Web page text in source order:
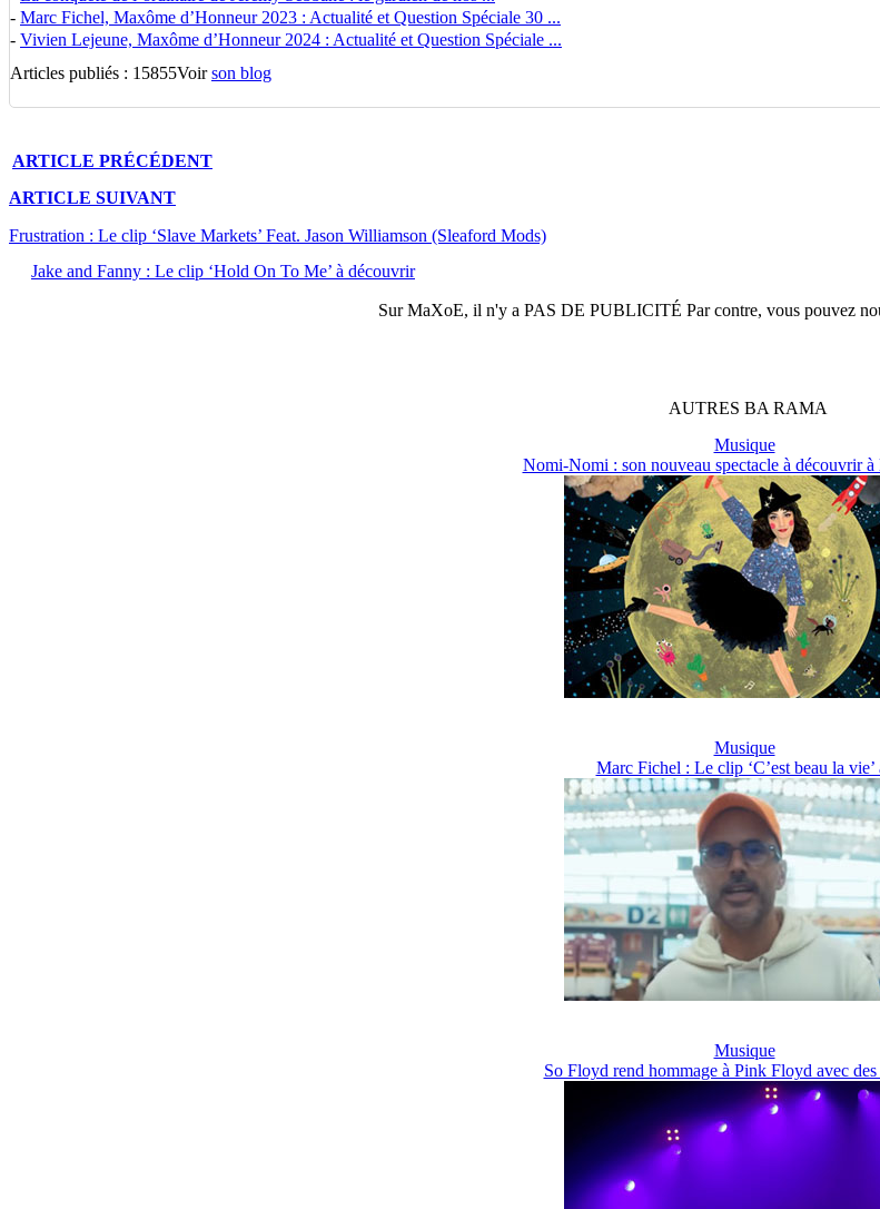
- Marc Fichel, Maxôme d’Honneur 2023 : Actualité et Question Spéciale 30 ...
- Vivien Lejeune, Maxôme d’Honneur 2024 : Actualité et Question Spéciale ...
Articles publiés : 15855Voirson blog
ARTICLE PRÉCÉDENT
ARTICLE SUIVANT
Frustration : Le clip ‘Slave Markets’ Feat. Jason Williamson (Sleaford Mods)
Jake and Fanny : Le clip ‘Hold On To Me’ à découvrir
SurMaXoE, il n'y a PAS DE PUBLICITÉ Par contre, vous pouvez
AUTRES BA RAMA
Musique
Nomi-Nomi : son nouveau spectacle à découvrir
Musique
Marc Fichel : Le clip ‘C’est beau la vie’
Musique
So Floyd rend hommage à Pink Floyd avec des